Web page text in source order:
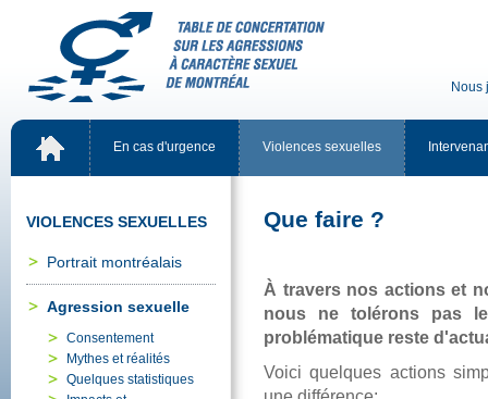
Encasd'urgence Violencessexuelles
VIOLENCESSEXUELLES
Portraitmontréalais
Agressionsexuelle
Consentement
Mythesetréalités
Quelquesstatistiques
Quefaire?